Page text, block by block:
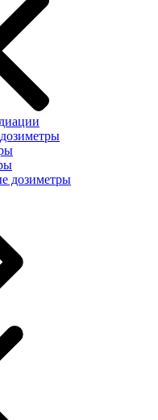
дозиметры